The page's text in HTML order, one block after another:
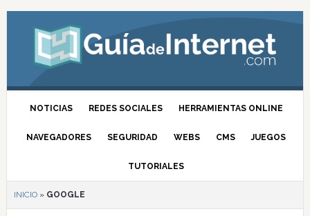
NOTICIAS REDES SOCIALES HERRAMIENTAS ONLINE
NAVEGADORES SEGURIDAD WEBS CMS JUEGOS
TUTORIALES
INICIO» GOOGLE